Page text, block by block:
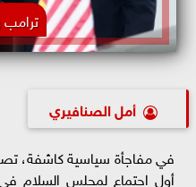
ترامب
أمل الصنافيري
في مفاجأة سياسية كاشفة،